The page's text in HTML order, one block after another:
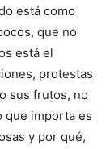
está como
que no
está el
protestas
sus frutos, no
que importa es
y por qué,